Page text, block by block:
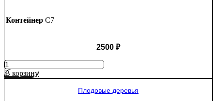
Контейнер C7
2500 ₽
Количество
товара
Яблоня
В корзину
Плодовые деревья